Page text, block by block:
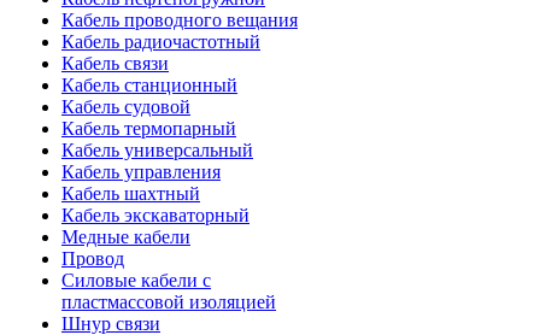
Кабель проводного вещания
Кабель радиочастотный
Кабель связи
Кабель станционный
Кабель судовой
Кабель термопарный
Кабель универсальный
Кабель управления
Кабель шахтный
Кабель экскаваторный
Медные кабели
Провод
Силовые кабели с
пластмассовой изоляцией
Шнур связи